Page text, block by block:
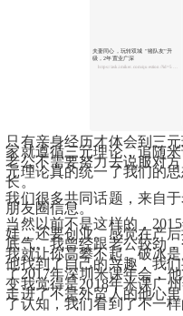
夫妻同心，玩转双城 ”猪队友”升
级，2年置业广深
只有亲身经历才体会到三
家就遵循三元理论，追随
老公不需要努力去说服对
元理论真的统一了我们的
长。
我们很多共同话题，来自
朋友圈信息。
当然以前不是这样的，
娃，还要创业。感觉在产
底气。我曾经跟老公较劲
我就让你高攀不起。破冰
他找到了自己的兴趣，我
了2017年深圳米课年会，
变我觉得是2018年米课广
走进了不是外贸人的他心
了认知，我们看到了不一